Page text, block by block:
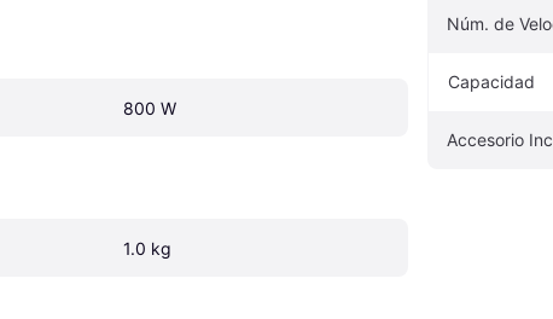
800 W
1.0 kg
Núm. de
Capacidad
Accesorio